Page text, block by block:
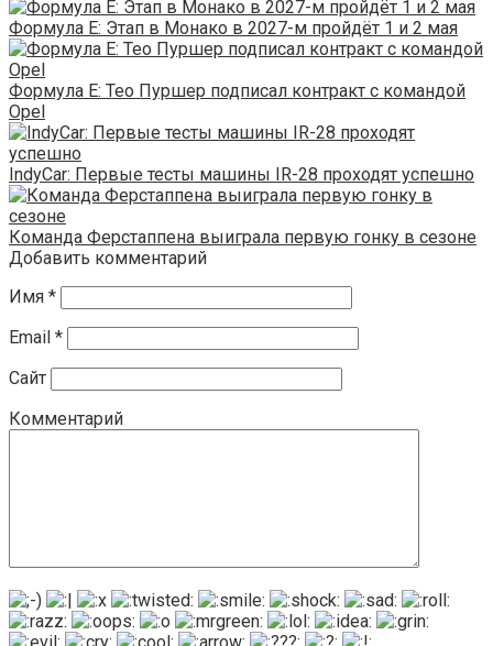
Формула E: Этап в Монако в 2027-м пройдёт 1 и 2 мая
Формула E: Тео Пуршер подписал контракт с командой
Opel
IndyCar: Первые тесты машины IR-28 проходят успешно
Команда Ферстаппена выиграла первую гонку в сезоне
Добавить комментарий
Имя *
Email *
Сайт
Комментарий